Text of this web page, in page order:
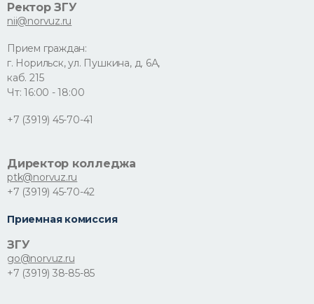
Ректор ЗГУ
nii@norvuz.ru
Прием граждан:
г. Норильск, ул. Пушкина, д. 6А,
каб. 215
Чт: 16:00 - 18:00
+7 (3919) 45-70-41
Директор колледжа
ptk@norvuz.ru
+7 (3919) 45-70-42
Приемная комиссия
ЗГУ
go@norvuz.ru
+7 (3919) 38-85-85